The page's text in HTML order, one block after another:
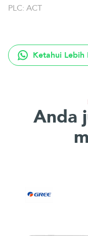
PLC: ACT
Ketahui Lebih
Anda